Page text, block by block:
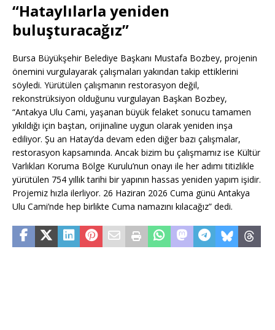
“Hataylılarla yeniden
buluşturacağız”
Bursa Büyükşehir Belediye Başkanı Mustafa Bozbey, projenin
önemini vurgulayarak çalışmaları yakından takip ettiklerini
söyledi. Yürütülen çalışmanın restorasyon değil,
rekonstrüksiyon olduğunu vurgulayan Başkan Bozbey,
“Antakya Ulu Cami, yaşanan büyük felaket sonucu tamamen
yıkıldığı için baştan, orijinaline uygun olarak yeniden inşa
ediliyor. Şu an Hatay’da devam eden diğer bazı çalışmalar,
restorasyon kapsamında. Ancak bizim bu çalışmamız ise Kültür
Varlıkları Koruma Bölge Kurulu’nun onayı ile her adımı titizlikle
yürütülen 754 yıllık tarihi bir yapının hassas yeniden yapım işidir.
Projemiz hızla ilerliyor. 26 Haziran 2026 Cuma günü Antakya
Ulu Cami’nde hep birlikte Cuma namazını kılacağız” dedi.